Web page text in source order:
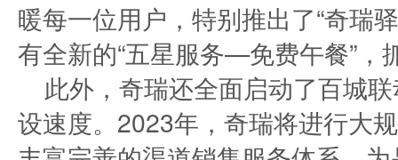
暖每一位用户，特别推出了“奇瑞
有全新的“五星服务—免费午餐”，
此外，奇瑞还全面启动了百城
设速度。2023年，奇瑞将进行大